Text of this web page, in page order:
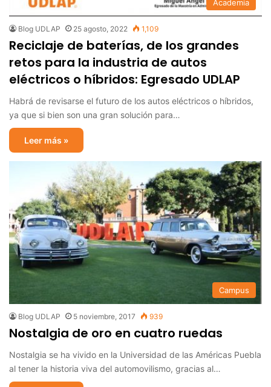
Academia
Blog UDLAP 25 agosto, 2022 1,109
Reciclaje de baterías, de los grandes
retos para la industria de autos
eléctricos o híbridos: Egresado UDLAP
Habrá de revisarse el futuro de los autos eléctricos o híbridos,
ya que si bien son una gran solución para…
Leer más »
Campus
Blog UDLAP 5 noviembre, 2017 939
Nostalgia de oro en cuatro ruedas
Nostalgia se ha vivido en la Universidad de las Américas Puebla
al tener la historia viva del automovilismo, gracias al…